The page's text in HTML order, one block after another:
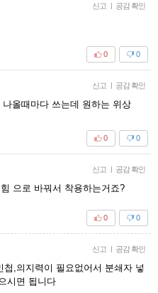
신고 | 공감 확인
0
0
신고 | 공감 확인
올때마다 쓰는데 원하는 위상
0
0
신고 | 공감 확인
으로 바꿔서 착용하는거죠?
0
0
신고 | 공감 확인
,의지력이 필요없어서 분쇄자 넣
시면 됩니다